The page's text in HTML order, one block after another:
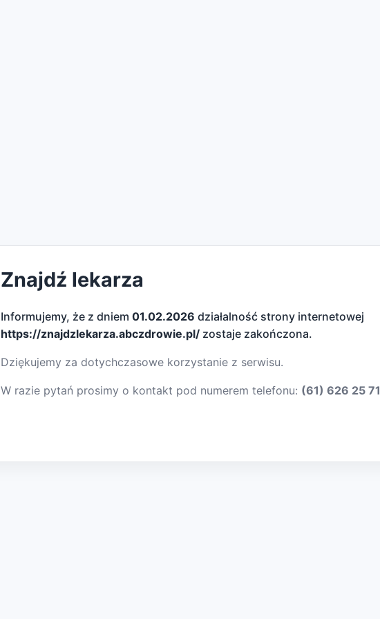
Znajdź lekarza
Informujemy, że z dniem 01.02.2026 działalność strony internetowej
https://znajdzlekarza.abczdrowie.pl/ zostaje zakończona.
Dziękujemy za dotychczasowe korzystanie z serwisu.
W razie pytań prosimy o kontakt pod numerem telefonu: (61) 626 25 71